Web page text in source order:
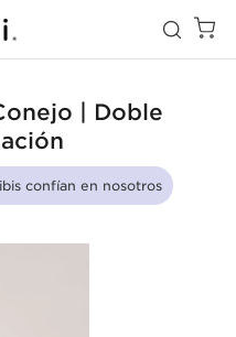
| Doble
confían en nosotros